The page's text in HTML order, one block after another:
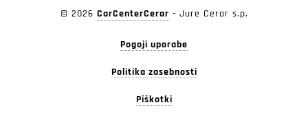
© 2026 CarCenterCerar - Jure Cerar s.p.
Pogoji uporabe
Politika zasebnosti
Piškotki